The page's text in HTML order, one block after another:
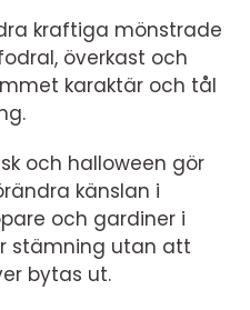
kraftiga mönstrade
överkast och
karaktär och tål
och halloween gör
känslan i
och gardiner i
stämning utan att
bytas ut.